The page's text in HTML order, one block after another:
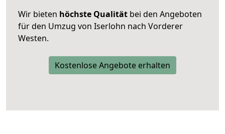
Wir bieten höchste Qualität bei den Angeboten
für den Umzug von Iserlohn nach Vorderer
Westen.
Kostenlose Angebote erhalten